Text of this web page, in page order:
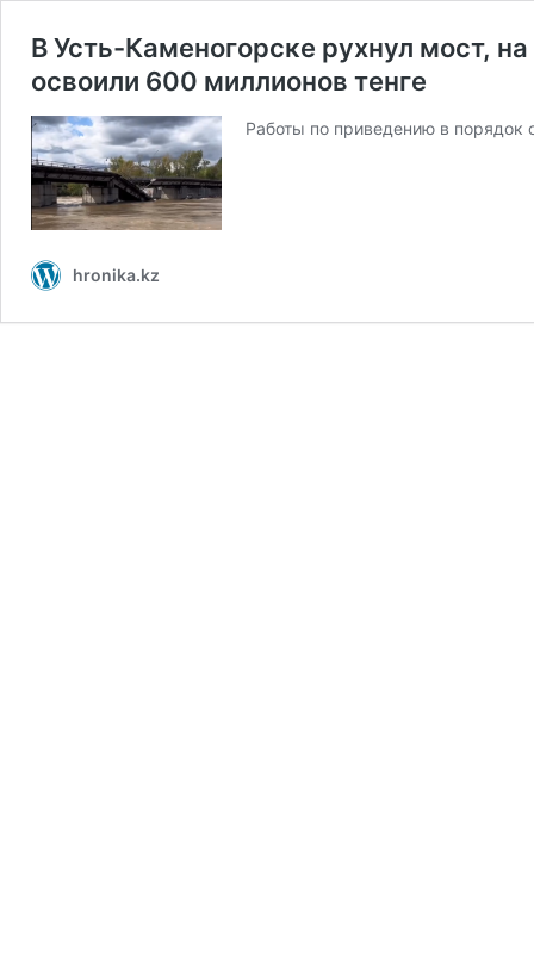
В Усть-Каменогорске рухнул мост,
освоили 600 миллионов тенге
Работы по приведению в
hronika.kz